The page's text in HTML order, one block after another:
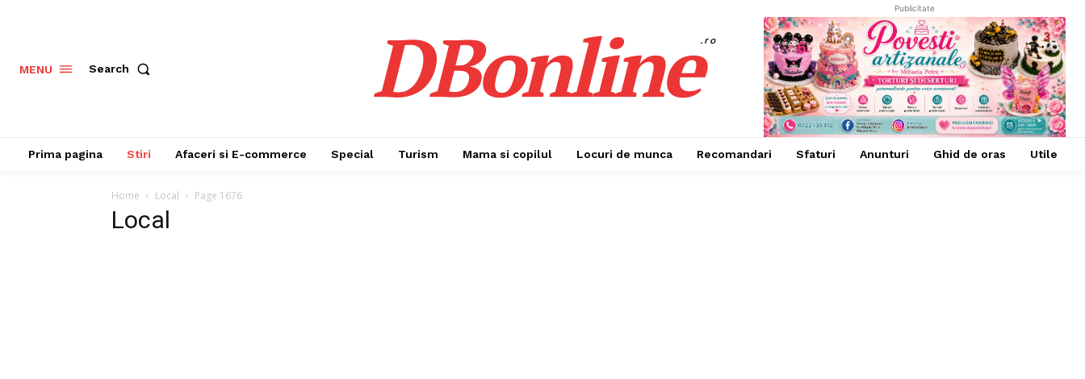
MENU Search DBonline.ro
Publicitate
Prima pagina Stiri Afaceri si E-commerce Special Turism Mama si copilul Locuri de munca Recomandari Sfaturi Anunturi Ghid de oras Utile
Home Local Page 1676
Local